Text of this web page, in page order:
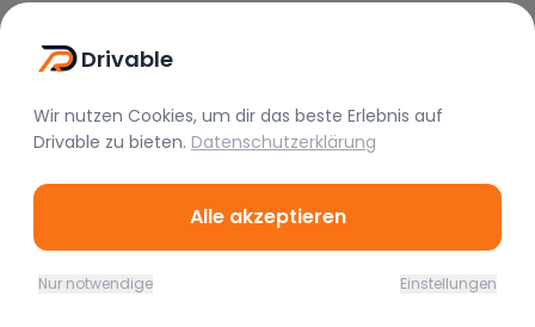
Datenschutz
Journal
Hilfe-Center
Drivable
Wir nutzen Cookies, um dir das beste Erlebnis auf
Drivable zu bieten. Datenschutzerklärung
Alle akzeptieren
Nur notwendige Einstellungen